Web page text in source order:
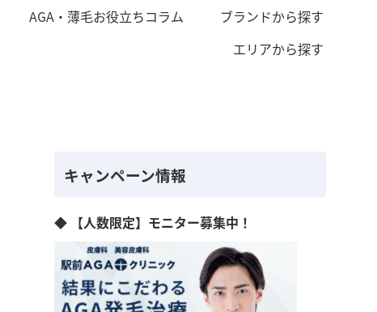
AGA・薄毛お役立ちコラム
ブランドから探す
エリアから探す
キャンペーン情報
◆ 【人数限定】モニター募集中！